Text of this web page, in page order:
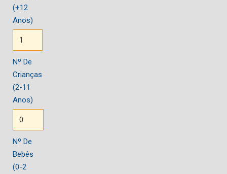
(+12
Anos)
Nº De
Crianças
(2-11
Anos)
Nº De
Bebês
(0-2